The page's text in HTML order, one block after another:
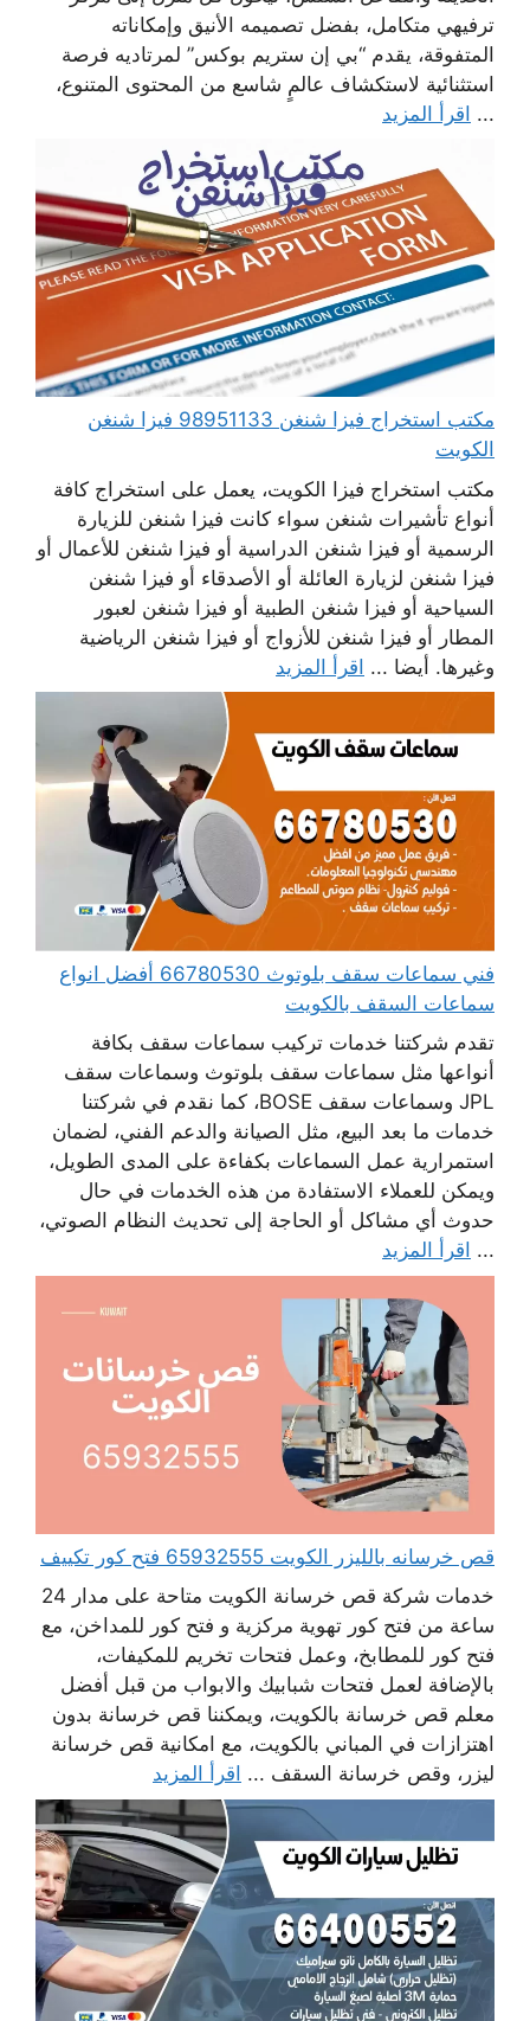
ترفيهي متكامل، بفضل تصميمه الأنيق وإمكاناته
المتفوقة، يقدم “بي إن ستريم بوكس” لمرتاديه فرصة
استثنائية لاستكشاف عالمٍ شاسع من المحتوى المتنوع،
... اقرأ المزيد
مكتب استخراج فيزا شنغن 98951133 فيزا شنغن
الكويت
مكتب استخراج فيزا الكويت، يعمل على استخراج كافة
أنواع تأشيرات شنغن سواء كانت فيزا شنغن للزيارة
الرسمية أو فيزا شنغن الدراسية أو فيزا شنغن للأعمال أو
فيزا شنغن لزيارة العائلة أو الأصدقاء أو فيزا شنغن
السياحية أو فيزا شنغن الطبية أو فيزا شنغن لعبور
المطار أو فيزا شنغن للأزواج أو فيزا شنغن الرياضية
وغيرها. أيضا ... اقرأ المزيد
فني سماعات سقف بلوتوث 66780530 أفضل انواع
سماعات السقف بالكويت
تقدم شركتنا خدمات تركيب سماعات سقف بكافة
أنواعها مثل سماعات سقف بلوتوث وسماعات سقف
JPL وسماعات سقف BOSE، كما نقدم في شركتنا
خدمات ما بعد البيع، مثل الصيانة والدعم الفني، لضمان
استمرارية عمل السماعات بكفاءة على المدى الطويل،
ويمكن للعملاء الاستفادة من هذه الخدمات في حال
حدوث أي مشاكل أو الحاجة إلى تحديث النظام الصوتي،
... اقرأ المزيد
قص خرسانه بالليزر الكويت 65932555 فتح كور تكييف
خدمات شركة قص خرسانة الكويت متاحة على مدار 24
ساعة من فتح كور تهوية مركزية و فتح كور للمداخن، مع
فتح كور للمطابخ، وعمل فتحات تخريم للمكيفات،
بالإضافة لعمل فتحات شبابيك والابواب من قبل أفضل
معلم قص خرسانة بالكويت، ويمكننا قص خرسانة بدون
اهتزازات في المباني بالكويت، مع امكانية قص خرسانة
ليزر، وقص خرسانة السقف ... اقرأ المزيد